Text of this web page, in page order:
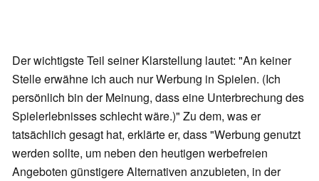
Der wichtigste Teil seiner Klarstellung lautet: "An keiner
Stelle erwähne ich auch nur Werbung in Spielen. (Ich
persönlich bin der Meinung, dass eine Unterbrechung des
Spielerlebnisses schlecht wäre.)" Zu dem, was er
tatsächlich gesagt hat, erklärte er, dass "Werbung genutzt
werden sollte, um neben den heutigen werbefreien
Angeboten günstigere Alternativen anzubieten, in der